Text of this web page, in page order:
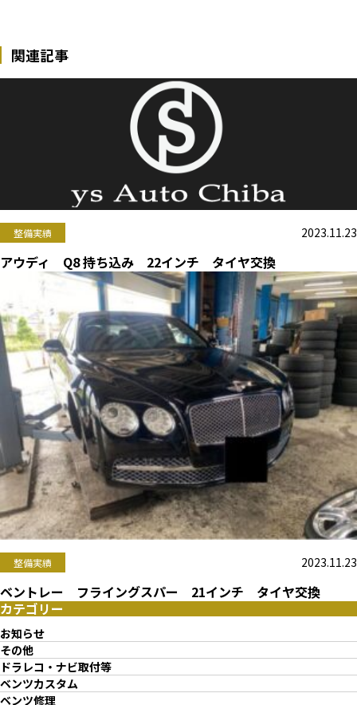
関連記事
整備実績 2023.11.23
アウディ Q8 持ち込み 22インチ タイヤ交換
整備実績 2023.11.23
ベントレー フライングスパー 21インチ タイヤ交換
カテゴリー
お知らせ
その他
ドラレコ・ナビ取付等
ベンツカスタム
ベンツ修理